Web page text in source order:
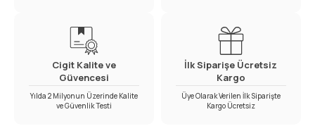
Cigit Kalite ve
Güvencesi
Yılda 2 Milyonun Üzerinde Kalite
ve Güvenlik Testi
İlk Siparişe Ücretsiz
Kargo
Üye Olarak Verilen İlk Siparişte
Kargo Ücretsiz